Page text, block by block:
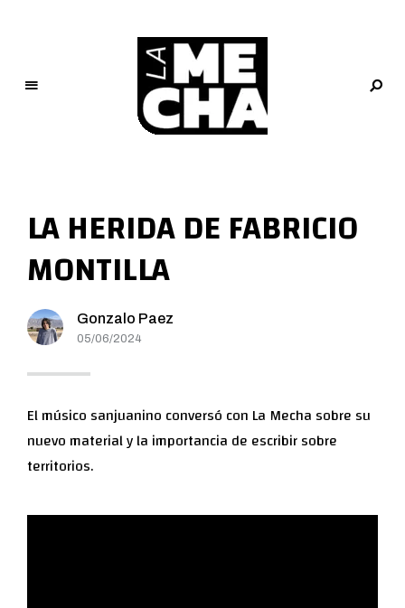
M
e
c
h
a
PERIODISMO DIGITAL
LA HERIDA DE FABRICIO
MONTILLA
Gonzalo Paez
05/06/2024
El músico sanjuanino conversó con La Mecha sobre su
nuevo material y la importancia de escribir sobre
territorios.